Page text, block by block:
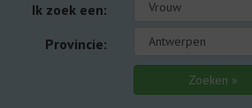
Ik zoek een:
Provincie: